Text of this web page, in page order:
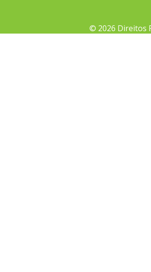
© 2026 Direitos